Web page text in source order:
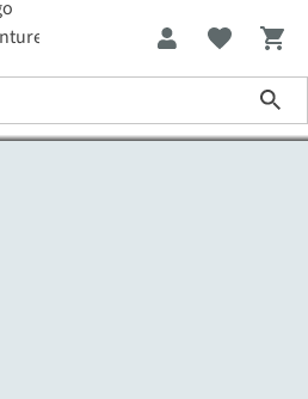
magnifiques